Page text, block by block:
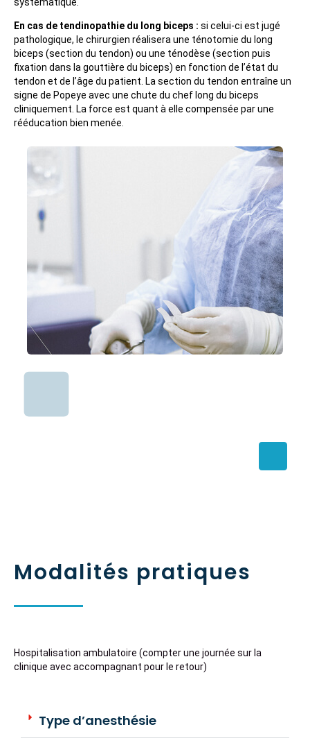
systématique.
En cas de tendinopathie du long biceps : si celui-ci est jugé
pathologique, le chirurgien réalisera une ténotomie du long
biceps (section du tendon) ou une ténodèse (section puis
fixation dans la gouttière du biceps) en fonction de l’état du
tendon et de l’âge du patient. La section du tendon entraîne un
signe de Popeye avec une chute du chef long du biceps
cliniquement. La force est quant à elle compensée par une
rééducation bien menée.
Modalités pratiques
Hospitalisation ambulatoire (compter une journée sur la
clinique avec accompagnant pour le retour)
Type d’anesthésie